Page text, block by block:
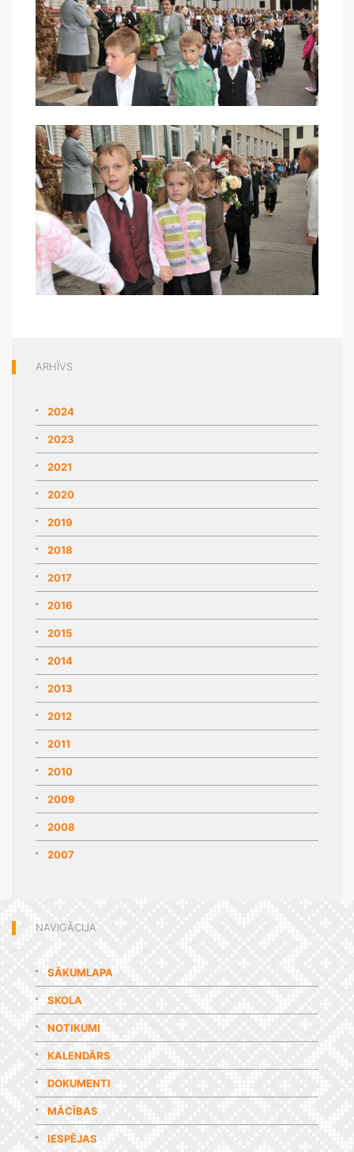
ARHĪVS
2024
2023
2021
2020
2019
2018
2017
2016
2015
2014
2013
2012
2011
2010
2009
2008
2007
NAVIGĀCIJA
SĀKUMLAPA
SKOLA
NOTIKUMI
KALENDĀRS
DOKUMENTI
MĀCĪBAS
IESPĒJAS